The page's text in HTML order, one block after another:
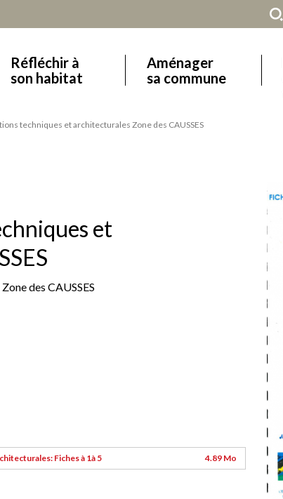
Main
Réfléchir à
son habitat
Aménager
sa commune
techniques et architecturales Zone des CAUSSES
et
des CAUSSES
Fiches à 1à 5 4.89 Mo